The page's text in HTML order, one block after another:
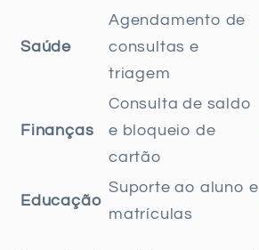
Saúde
Agendamento de
consultas e
triagem
Finanças
Consulta de saldo
e bloqueio de
cartão
Educação
Suporte ao aluno e
matrículas